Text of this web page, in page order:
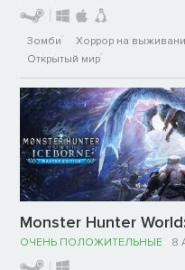
Зомби Хоррор на
Открытый мир
Monster Hunter
ОЧЕНЬ ПОЛОЖИТЕЛЬНЫЕ 8